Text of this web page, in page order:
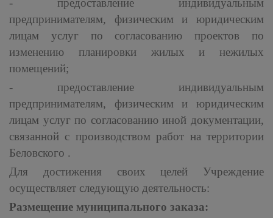
- предоставление индивидуальным
предпринимателям, физическим и юридическим
лицам услуг по согласованию проектов по
изменению планировки жилых и нежилых
помещений;
- предоставление индивидуальным
предпринимателям, физическим и юридическим
лицам услуг по согласованию иной документации,
связанной с производством работ на территории
Беловского .
Для достижения своих целей Учреждение
осуществляет следующую деятельность:
Размещение муниципального заказа: